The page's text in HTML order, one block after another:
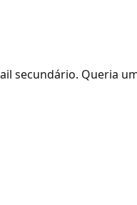
secundário. Queria